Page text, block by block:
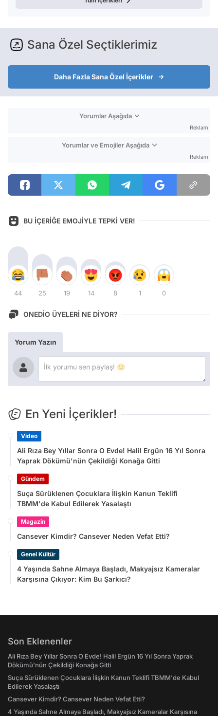
Sana Özel Seçtiklerimiz
Daha Fazla Sana Özel İçerikler
Yorumlar Aşağıda
Reklam
Yorumlar ve Emojiler Aşağıda
Reklam
BU İÇERİĞE EMOJİYLE TEPKİ VER!
44 25 19 14 8 1 0
ONEDİO ÜYELERİ NE DİYOR?
Yorum Yazın
En Yeni İçerikler!
Video
Ali Rıza Bey Yıllar Sonra O Evde! Halil Ergün 16 Yıl Sonra
Yaprak Dökümü'nün Çekildiği Konağa Gitti
Gündem
Suça Sürüklenen Çocuklara İlişkin Kanun Teklifi
TBMM'de Kabul Edilerek Yasalaştı
Magazin
Cansever Kimdir? Cansever Neden Vefat Etti?
Genel Kültür
4 Yaşında Sahne Almaya Başladı, Makyajsız Kameralar
Karşısına Çıkıyor: Kim Bu Şarkıcı?
Son Eklenenler
Ali Rıza Bey Yıllar Sonra O Evde! Halil Ergün 16 Yıl Sonra Yaprak
Dökümü'nün Çekildiği Konağa Gitti
Suça Sürüklenen Çocuklara İlişkin Kanun Teklifi TBMM'de Kabul
Edilerek Yasalaştı
Cansever Kimdir? Cansever Neden Vefat Etti?
4 Yaşında Sahne Almaya Başladı, Makyajsız Kameralar Karşısına